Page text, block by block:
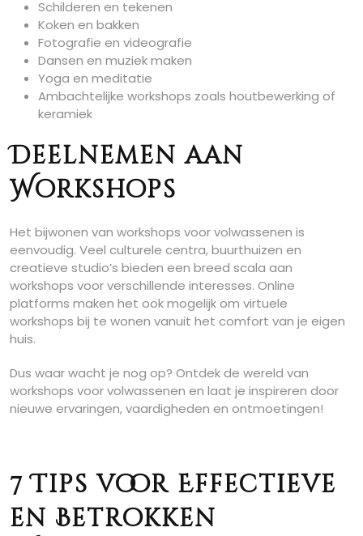
Schilderen en tekenen
Koken en bakken
Fotografie en videografie
Dansen en muziek maken
Yoga en meditatie
Ambachtelijke workshops zoals houtbewerking of
keramiek
Deelnemen aan
Workshops
Het bijwonen van workshops voor volwassenen is
eenvoudig. Veel culturele centra, buurthuizen en
creatieve studio’s bieden een breed scala aan
workshops voor verschillende interesses. Online
platforms maken het ook mogelijk om virtuele
workshops bij te wonen vanuit het comfort van je eigen
huis.
Dus waar wacht je nog op? Ontdek de wereld van
workshops voor volwassenen en laat je inspireren door
nieuwe ervaringen, vaardigheden en ontmoetingen!
7 Tips voor Effectieve
en Betrokken